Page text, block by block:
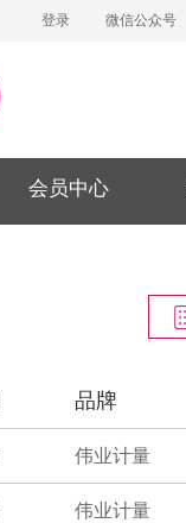
登录 微信公众号
会员中心
品牌
伟业计量
伟业计量